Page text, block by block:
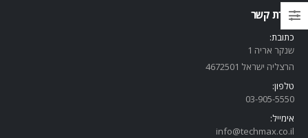
יצירת קשר
כתובת:
שנקר אריה 1
הרצליה ישראל 4672501
טלפון:
03-905-5550
אימייל:
info@techmax.co.il